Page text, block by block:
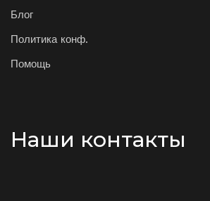
Блог
Политика конф.
Помощь
Наши контакты